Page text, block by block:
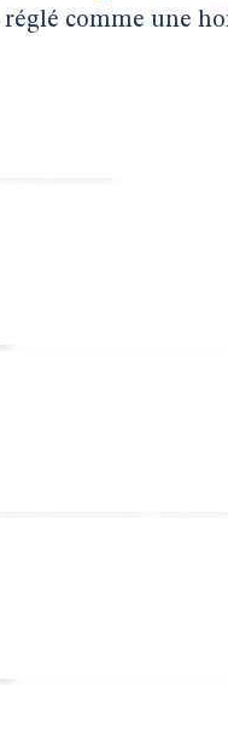
comme une